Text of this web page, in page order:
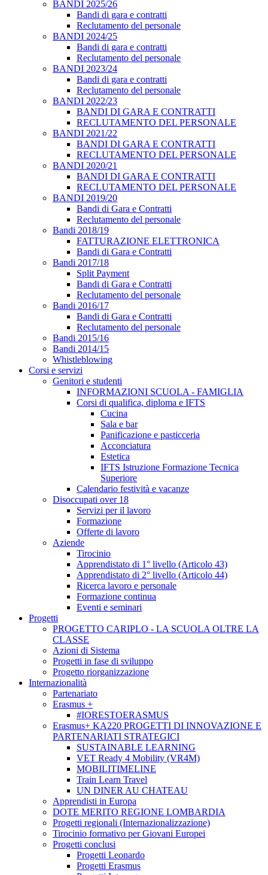
BANDI 2025/26
Bandi di gara e contratti
Reclutamento del personale
BANDI 2024/25
Bandi di gara e contratti
Reclutamento del personale
BANDI 2023/24
Bandi di gara e contratti
Reclutamento del personale
BANDI 2022/23
BANDI DI GARA E CONTRATTI
RECLUTAMENTO DEL PERSONALE
BANDI 2021/22
BANDI DI GARA E CONTRATTI
RECLUTAMENTO DEL PERSONALE
BANDI 2020/21
BANDI DI GARA E CONTRATTI
RECLUTAMENTO DEL PERSONALE
BANDI 2019/20
Bandi di Gara e Contratti
Reclutamento del personale
Bandi 2018/19
FATTURAZIONE ELETTRONICA
Bandi di Gara e Contratti
Bandi 2017/18
Split Payment
Bandi di Gara e Contratti
Reclutamento del personale
Bandi 2016/17
Bandi di Gara e Contratti
Reclutamento del personale
Bandi 2015/16
Bandi 2014/15
Whistleblowing
Corsi e servizi
Genitori e studenti
INFORMAZIONI SCUOLA - FAMIGLIA
Corsi di qualifica, diploma e IFTS
Cucina
Sala e bar
Panificazione e pasticceria
Acconciatura
Estetica
IFTS Istruzione Formazione Tecnica
Superiore
Calendario festività e vacanze
Disoccupati over 18
Servizi per il lavoro
Formazione
Offerte di lavoro
Aziende
Tirocinio
Apprendistato di 1° livello (Articolo 43)
Apprendistato di 2° livello (Articolo 44)
Ricerca lavoro e personale
Formazione continua
Eventi e seminari
Progetti
PROGETTO CARIPLO - LA SCUOLA OLTRE LA
CLASSE
Azioni di Sistema
Progetti in fase di sviluppo
Progetto riorganizzazione
Internazionalità
Partenariato
Erasmus +
#IORESTOERASMUS
Erasmus+ KA220 PROGETTI DI INNOVAZIONE E
PARTENARIATI STRATEGICI
SUSTAINABLE LEARNING
VET Ready 4 Mobility (VR4M)
MOBILITIMELINE
Train Learn Travel
UN DINER AU CHATEAU
Apprendisti in Europa
DOTE MERITO REGIONE LOMBARDIA
Progetti regionali (Internazionalizzazione)
Tirocinio formativo per Giovani Europei
Progetti conclusi
Progetti Leonardo
Progetti Erasmus